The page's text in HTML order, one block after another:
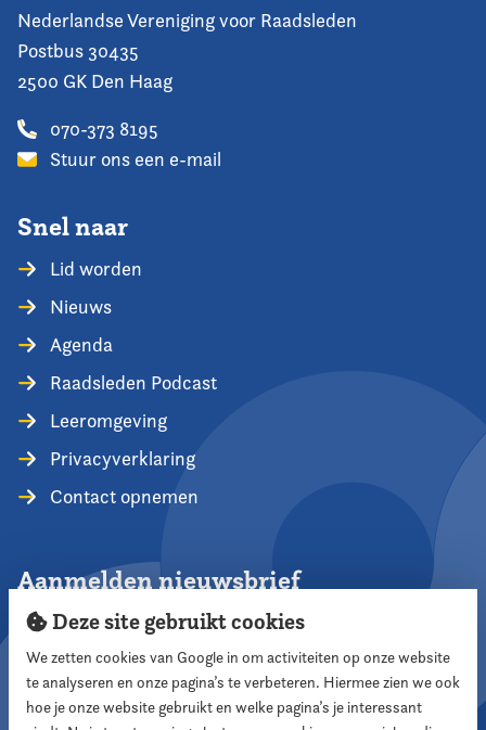
Nederlandse Vereniging voor Raadsleden
Postbus 30435
2500 GK Den Haag
070-373 8195
Stuur ons een e-mail
Snel naar
Lid worden
Nieuws
Agenda
Raadsleden Podcast
Leeromgeving
Privacyverklaring
Contact opnemen
Aanmelden nieuwsbrief
Aanmelden
Deze site gebruikt cookies
We zetten cookies van Google in om activiteiten op onze website
te analyseren en onze pagina’s te verbeteren. Hiermee zien we ook
hoe je onze website gebruikt en welke pagina’s je interessant